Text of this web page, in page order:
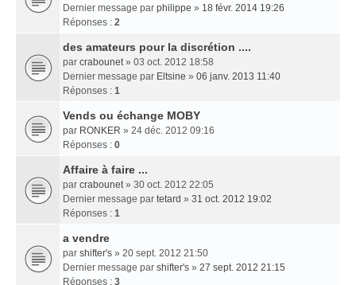
Dernier message par philippe » 18 févr. 2014 19:26
Réponses : 2
des amateurs pour la discrétion ....
par crabounet» 03 oct. 2012 18:58
Dernier message par Eltsine » 06 janv. 2013 11:40
Réponses : 1
Vends ou échange MOBY
par RONKER » 24 déc. 2012 09:16
Réponses : 0
Affaire à faire ...
par crabounet» 30 oct. 2012 22:05
Dernier message par tetard » 31 oct. 2012 19:02
Réponses : 1
a vendre
par shifter's » 20 sept. 2012 21:50
Dernier message par shifter's » 27 sept. 2012 21:15
Réponses : 3